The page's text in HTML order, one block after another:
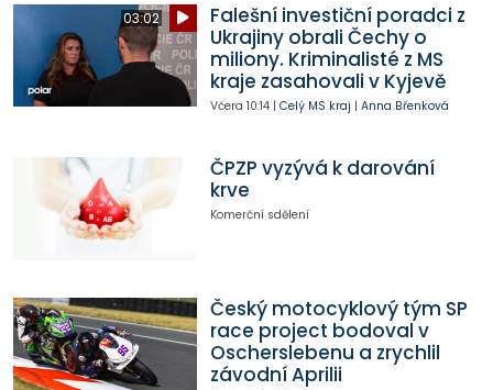
03:02
Falešní investiční poradci z
Ukrajiny obrali Čechy o
miliony. Kriminalisté z MS
kraje zasahovali v Kyjevě
Včera 10:14| Celý MS kraj | Anna Břenková
ČPZP vyzývá k darování
krve
Komerční sdělení
Český motocyklový tým SP
race project bodoval v
Oscherslebenu a zrychlil
závodní Aprilii